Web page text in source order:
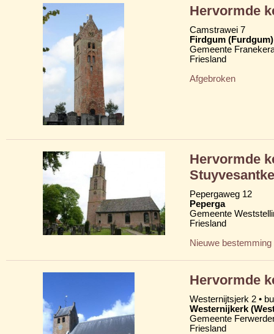
Hervormde
Camstrawei 7
Firdgum (Furdgum)
Gemeente
Friesland
Afgebroken
Hervormde
Pepergaweg 12
Peperga
Gemeente
Friesland
Nieuwe bestemming
Hervormde
Westernijtsjerk 2 •
Westernijkerk
Gemeente
Friesland